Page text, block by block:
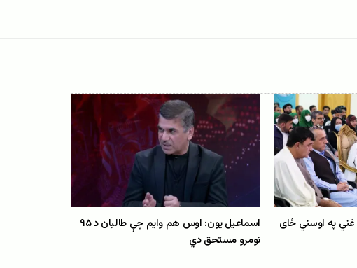
په اوسني ځای
اسماعیل یون: اوس هم وایم چې طالبان د ۹۵
نومرو مستحق دي